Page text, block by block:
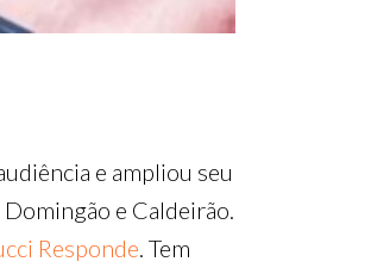
e ampliou seu
e Caldeirão.
Responde. Tem